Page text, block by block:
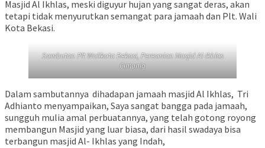
Masjid Al Ikhlas, meski diguyur hujan yang sangat deras, akan
tetapi tidak menyurutkan semangat para jamaah dan Plt. Wali
Kota Bekasi.
Sambutan Plt Walikota Bekasi, Peresmian Masjid Al-Ikhlas
Cimunig
Dalam sambutannya dihadapan jamaah masjid Al Ikhlas, Tri
Adhianto menyampaikan, Saya sangat bangga pada jamaah,
sungguh mulia amal perbuatannya, yang telah gotong royong
membangun Masjid yang luar biasa, dari hasil swadaya bisa
terbangun masjid Al- Ikhlas yang Indah,